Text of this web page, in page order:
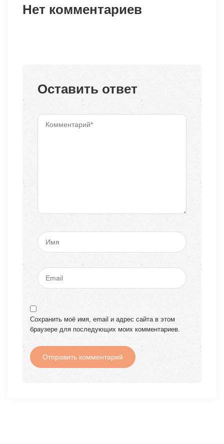
Нет комментариев
Оставить ответ
Сохранить моё имя, email и адрес сайта в этом
браузере для последующих моих комментариев.